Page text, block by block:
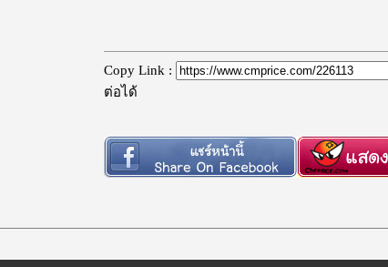
Copy Link :
ต่อได้